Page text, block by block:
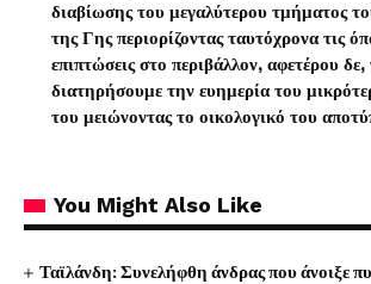
διαβίωσης του μεγαλύτερου τμήματος
της Γης περιορίζοντας ταυτόχρονα τις
επιπτώσεις στο περιβάλλον, αφετέρου δε,
διατηρήσουμε την ευημερία του
του μειώνοντας το οικολογικό του
You Might Also Like
Ταϊλάνδη: Συνελήφθη άνδρας που άνοιξε